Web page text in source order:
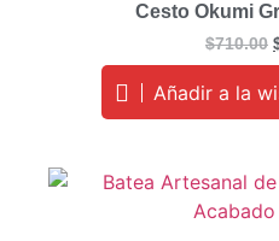
Cesto Okumi
$710.00
Añadir a la